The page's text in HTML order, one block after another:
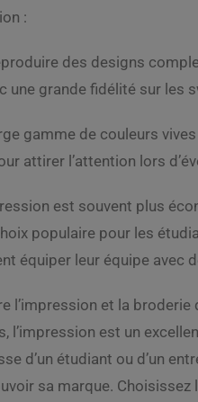
:
des designs
grande fidélité sur les
gamme de couleurs
attirer l’attention lors
est souvent plus
populaire pour les
équiper leur équipe avec
l’impression et la
est un
d’un étudiant ou d’un
sa marque.